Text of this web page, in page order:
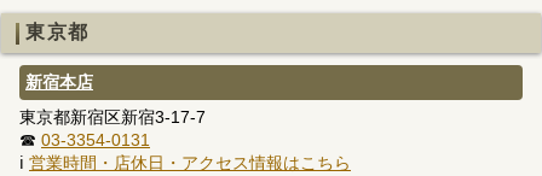
東京都
新宿本店
東京都新宿区新宿3-17-7
☎ 03-3354-0131
ℹ 営業時間・店休日・アクセス情報はこちら